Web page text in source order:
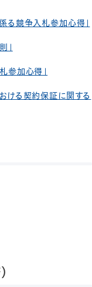
る競争入札参加心得」
参加心得」
ける契約保証に関する